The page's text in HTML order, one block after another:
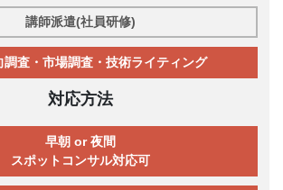
講師派遣(社員研修)
調査・市場調査・技術ライティング
対応方法
早朝 or 夜間
スポットコンサル対応可